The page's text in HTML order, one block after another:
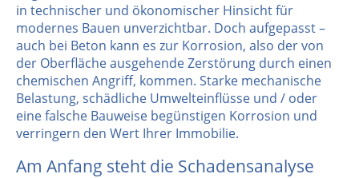
in technischer und ökonomischer Hinsicht für
modernes Bauen unverzichtbar. Doch aufgepasst –
auch bei Beton kann es zur Korrosion, also der von
der Oberfläche ausgehende Zerstörung durch einen
chemischen Angriff, kommen. Starke mechanische
Belastung, schädliche Umwelteinflüsse und / oder
eine falsche Bauweise begünstigen Korrosion und
verringern den Wert Ihrer Immobilie.
Am Anfang steht die Schadensanalyse